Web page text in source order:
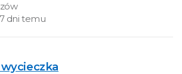
dni temu
wycieczka